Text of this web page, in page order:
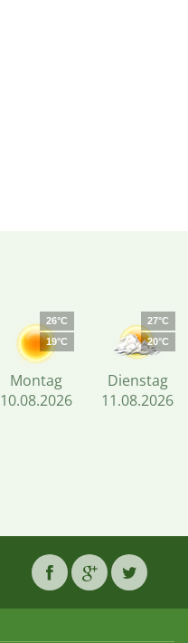
26°C
19°C
Montag
10.08.2026
27°C
20°C
Dienstag
11.08.2026